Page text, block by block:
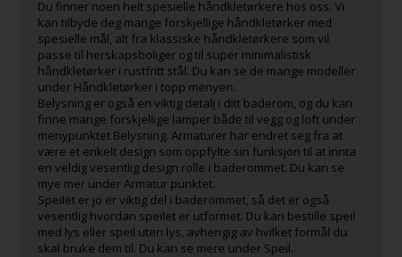
Du finner noen helt spesielle håndkletørkere hos oss. Vi
kan tilbyde deg mange forskjellige håndkletørker med
spesielle mål, alt fra klassiske håndkletørkere som vil
passe til herskapsboliger og til super minimalistisk
håndkletørker i rustfritt stål. Du kan se de mange modeller
under Håndkletørker i topp menyen.
Belysning er også en viktig detalj i ditt baderom, og du kan
finne mange forskjellige lamper både til vegg og loft under
menypunktet Belysning. Armaturer har endret seg fra at
være et enkelt design som oppfylte sin funksjon til at innta
en veldig vesentlig design rolle i baderommet. Du kan se
mye mer under Armatur punktet.
Speilet er jo er viktig del i baderommet, så det er også
vesentlig hvordan speilet er utformet. Du kan bestille speil
med lys eller speil uten lys, avhengig av hvilket formål du
skal bruke dem til. Du kan se mere under Speil.